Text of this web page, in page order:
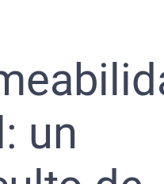
un